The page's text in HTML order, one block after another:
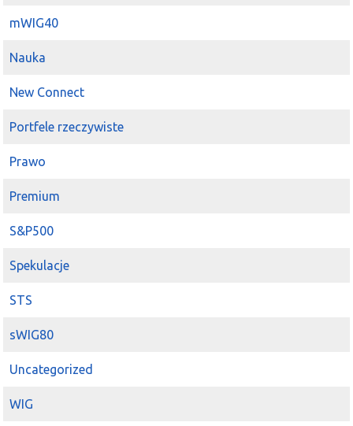
mWIG40
Nauka
New Connect
Portfele rzeczywiste
Prawo
Premium
S&P500
Spekulacje
STS
sWIG80
Uncategorized
WIG